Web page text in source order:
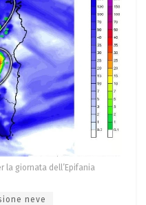
la giornata dell’Epifania
neve